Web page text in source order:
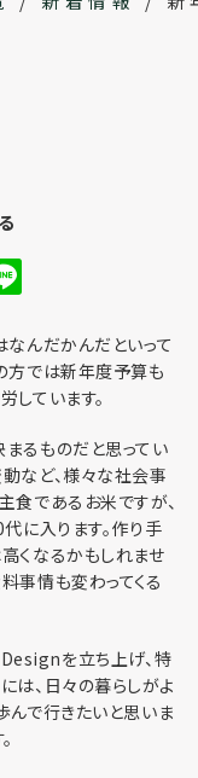
金
なんだかんだといって
方では新年度予算も
しています。
るものだと思ってい
など、様々な社会事
食であるお米ですが、
に入ります。作り手
くなるかもしれませ
事情も変わってくる
を立ち上げ、特
は、日々の暮らしがよ
んで行きたいと思いま